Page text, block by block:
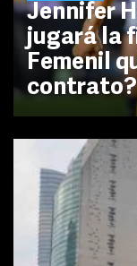
Jennifer
jugará la
Femenil
contrato?